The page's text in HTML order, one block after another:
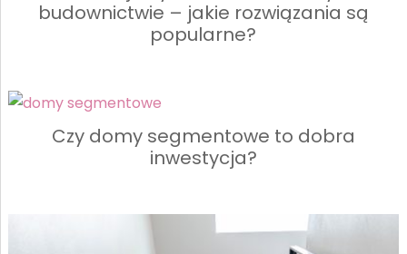
budownictwie – jakie rozwiązania są
popularne?
Czy domy segmentowe to dobra
inwestycja?